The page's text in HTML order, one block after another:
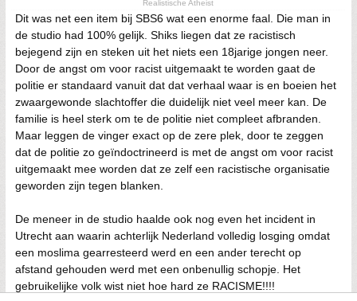
Realistische Atheist
Dit was net een item bij SBS6 wat een enorme faal. Die man in
de studio had 100% gelijk. Shiks liegen dat ze racistisch
bejegend zijn en steken uit het niets een 18jarige jongen neer.
Door de angst om voor racist uitgemaakt te worden gaat de
politie er standaard vanuit dat dat verhaal waar is en boeien het
zwaargewonde slachtoffer die duidelijk niet veel meer kan. De
familie is heel sterk om te de politie niet compleet afbranden.
Maar leggen de vinger exact op de zere plek, door te zeggen
dat de politie zo geïndoctrineerd is met de angst om voor racist
uitgemaakt mee worden dat ze zelf een racistische organisatie
geworden zijn tegen blanken.
De meneer in de studio haalde ook nog even het incident in
Utrecht aan waarin achterlijk Nederland volledig losging omdat
een moslima gearresteerd werd en een ander terecht op
afstand gehouden werd met een onbenullig schopje. Het
gebruikelijke volk wist niet hoe hard ze RACISME!!!!